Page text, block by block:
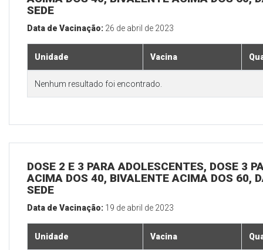
SEDE
Data de Vacinação: 26 de abril de 2023
Unidade Vacina
Nenhum resultado foi encontrado.
DOSE 2 E 3 PARA ADOLESCENTES, DOSE 3
ACIMA DOS 40, BIVALENTE ACIMA DOS 60,
SEDE
Data de Vacinação: 19 de abril de 2023
Unidade Vacina